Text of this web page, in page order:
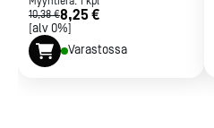
10,38 €8,25 €
[alv 0%]
Varastossa